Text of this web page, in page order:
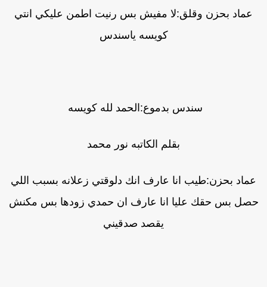
عماد بحزن وقلق:لا مفيش بس رنيت اطمن عليكي انتي
كويسه ياسندس
سندس بدموع:الحمد لله كويسه
بقلم الكاتبه نور محمد
عماد بحزن:طيب انا عارف انك دلوقتي زعلانه بسبب اللي
بس حقك عليا انا عارف ان حمدي زودها بس مكنش
يقصد صدقيني